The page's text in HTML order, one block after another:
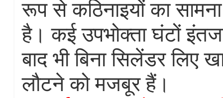
रूप से कठिनाइयों का
है। कई उपभोक्ता घंटों
बाद भी बिना सिलेंडर लिए
लौटने को मजबूर हैं।